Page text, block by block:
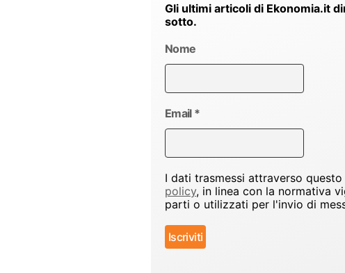
Gli ultimi articoli di Ekonomia.it
sotto.
Nome
Email *
I dati trasmessi attraverso
policy, in linea con la normativa
parti o utilizzati per l'invio di